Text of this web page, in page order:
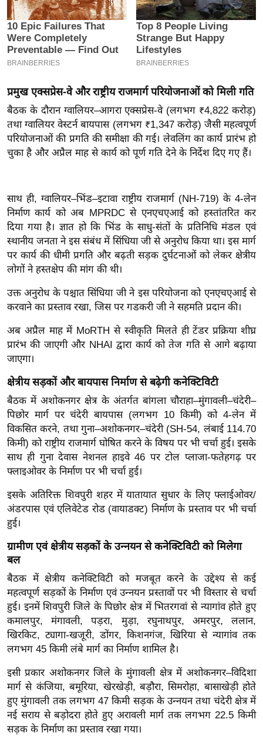
इ
म
ई
-
प
र
मि
सा
ल
मि
सा
ल
श
ख्सि
त
ग
इं
डि
या
सा
हि
त्य
ज
ग
त
ऑ
टो
व
र्ल्ड
न्यू
ब्री
फ
म
नो
रं
ज
न
ज
ग
त
प्रमुख एक्सप्रेस-वे और राष्ट्रीय राजमार्ग परियोजनाओं को मिली गति
बैठक के दौरान ग्वालियर–आगरा एक्सप्रेस-वे (लगभग ₹4,822 करोड़)
तथा ग्वालियर वेस्टर्न बायपास (लगभग ₹1,347 करोड़) जैसी महत्वपूर्ण
परियोजनाओं की प्रगति की समीक्षा की गई। लेवलिंग का कार्य प्रारंभ हो
चुका है और अप्रैल माह से कार्य को पूर्ण गति देने के निर्देश दिए गए हैं।
साथ ही, ग्वालियर–भिंड–इटावा राष्ट्रीय राजमार्ग (NH-719) के 4-लेन
निर्माण कार्य को अब MPRDC से एनएचएआई को हस्तांतरित कर
दिया गया है। ज्ञात हो कि भिंड के साधु-संतों के प्रतिनिधि मंडल एवं
स्थानीय जनता ने इस संबंध में सिंधिया जी से अनुरोध किया था। इस मार्ग
पर कार्य की धीमी प्रगति और बढ़ती सड़क दुर्घटनाओं को लेकर क्षेत्रीय
लोगों ने हस्तक्षेप की मांग की थी।
उक्त अनुरोध के पश्चात सिंधिया जी ने इस परियोजना को एनएचएआई से
करवाने का प्रस्ताव रखा, जिस पर गडकरी जी ने सहमति प्रदान की।
अब अप्रैल माह में MoRTH से स्वीकृति मिलते ही टेंडर प्रक्रिया शीघ्र
प्रारंभ की जाएगी और NHAI द्वारा कार्य को तेज गति से आगे बढ़ाया
जाएगा।
क्षेत्रीय सड़कों और बायपास निर्माण से बढ़ेगी कनेक्टिविटी
बैठक में अशोकनगर क्षेत्र के अंतर्गत बांगला चौराहा–मुंगावली–चंदेरी–
पिछोर मार्ग पर चंदेरी बायपास (लगभग 10 किमी) को 4-लेन में
विकसित करने, तथा गुना–अशोकनगर–चंदेरी (SH-54, लंबाई 114.70
किमी) को राष्ट्रीय राजमार्ग घोषित करने के विषय पर भी चर्चा हुई। इसके
साथ ही गुना देवास नेशनल हाइवे 46 पर टोल प्लाजा-फतेहगढ़ पर
फ्लाइओवर के निर्माण पर भी चर्चा हुई।
इसके अतिरिक्त शिवपुरी शहर में यातायात सुधार के लिए फ्लाईओवर/
अंडरपास एवं एलिवेटेड रोड (वायाडक्ट) निर्माण के प्रस्ताव पर भी चर्चा
हुई।
ग्रामीण एवं क्षेत्रीय सड़कों के उन्नयन से कनेक्टिविटी को मिलेगा
बल
बैठक में क्षेत्रीय कनेक्टिविटी को मजबूत करने के उद्देश्य से कई
महत्वपूर्ण सड़कों के निर्माण एवं उन्नयन प्रस्तावों पर भी विस्तार से चर्चा
हुई। इनमें शिवपुरी जिले के पिछोर क्षेत्र में भितरगवां से न्यागांव होते हुए
कमालपुर, मंगावली, पड़रा, मुड़ा, रघुनाथपुर, अमरपुर, ललान,
खिरकिट, ट्यागा-खजूरी, डोंगर, किशनगंज, खिरिया से न्यागांव तक
लगभग 45 किमी लंबे मार्ग का निर्माण शामिल है।
इसी प्रकार अशोकनगर जिले के मुंगावली क्षेत्र में अशोकनगर–विदिशा
मार्ग से कंजिया, बमूरिया, खेरखेड़ी, बड़ौरा, सिमरोहा, बासाखेड़ी होते
हुए मुंगावली तक लगभग 47 किमी सड़क के उन्नयन तथा चंदेरी क्षेत्र में
नई सराय से बड़ोदरा होते हुए अरावली मार्ग तक लगभग 22.5 किमी
सड़क के निर्माण का प्रस्ताव रखा गया।